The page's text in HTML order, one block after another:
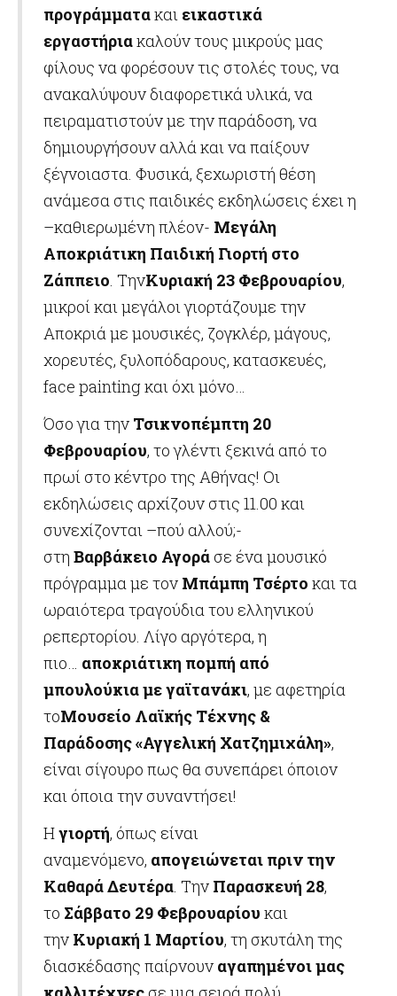
προγράμματακαι εικαστικά
εργαστήριακαλούν τους μικρούς μας
φίλους να φορέσουν τις στολές τους, να
ανακαλύψουν διαφορετικά υλικά, να
πειραματιστούν με την παράδοση, να
δημιουργήσουν αλλά και να παίξουν
ξέγνοιαστα. Φυσικά, ξεχωριστή θέση
ανάμεσα στις παιδικές εκδηλώσεις έχει η
–καθιερωμένη πλέον- Μεγάλη
Αποκριάτικη Παιδική Γιορτή στο
Ζάππειο. ΤηνΚυριακή 23 Φεβρουαρίου,
μικροί και μεγάλοι γιορτάζουμε την
Αποκριά με μουσικές, ζογκλέρ, μάγους,
χορευτές, ξυλοπόδαρους, κατασκευές,
face painting και όχι μόνο…
Όσο για την Τσικνοπέμπτη 20
Φεβρουαρίου, το γλέντι ξεκινά από το
πρωί στο κέντρο της Αθήνας! Οι
εκδηλώσεις αρχίζουν στις 11.00 και
συνεχίζονται –πού αλλού;-
στη Βαρβάκειο Αγοράσε ένα μουσικό
πρόγραμμα με τον Μπάμπη Τσέρτο και τα
ωραιότερα τραγούδια του ελληνικού
ρεπερτορίου. Λίγο αργότερα, η
πιο… αποκριάτικη πομπή από
μπουλούκια με γαϊτανάκι, με αφετηρία
τοΜουσείο Λαϊκής Τέχνης &
Παράδοσης «Αγγελική Χατζημιχάλη»,
είναι σίγουρο πως θα συνεπάρει όποιον
και όποια την συναντήσει!
Ηγιορτή, όπως είναι
αναμενόμενο, απογειώνεται πριν την
Καθαρά Δευτέρα. Την Παρασκευή 28,
το Σάββατο 29 Φεβρουαρίου και
την Κυριακή 1 Μαρτίου, τη σκυτάλη της
διασκέδασης παίρνουν αγαπημένοι μας